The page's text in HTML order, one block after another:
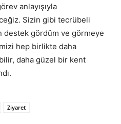
anlayışıyla
Sizin gibi tecrübeli
destek gördüm ve görmeye
hep birlikte daha
daha güzel bir kent
Ziyaret